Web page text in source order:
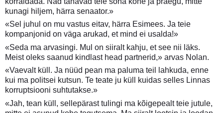
kunagi hiljem, härra senaator.»
«Sel juhul on mu vastus eitav, härra Esimees. Ja teie
kompanjonid on väga arukad, et mind ei usalda!»
«Seda ma arvasingi. Mul on siiralt kahju, et see nii läks.
Meist oleks saanud kindlast head partnerid,» arvas Nolan.
«Vaevalt küll. Ja nüüd pean ma paluma teil lahkuda, enne
kui ma politsei kutsun. Te teate ju küll kuidas selles Linnas
korruptsiooni suhtutakse.»
«Jah, tean küll, sellepärast tulingi ma kõigepealt teie jutule,